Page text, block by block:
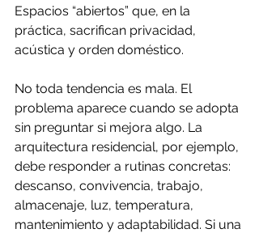
Espacios “abiertos” que, en la
práctica, sacrifican privacidad,
acústica y orden doméstico.
No toda tendencia es mala. El
problema aparece cuando se adopta
sin preguntar si mejora algo. La
arquitectura residencial, por ejemplo,
debe responder a rutinas concretas:
descanso, convivencia, trabajo,
almacenaje, luz, temperatura,
mantenimiento y adaptabilidad. Si una